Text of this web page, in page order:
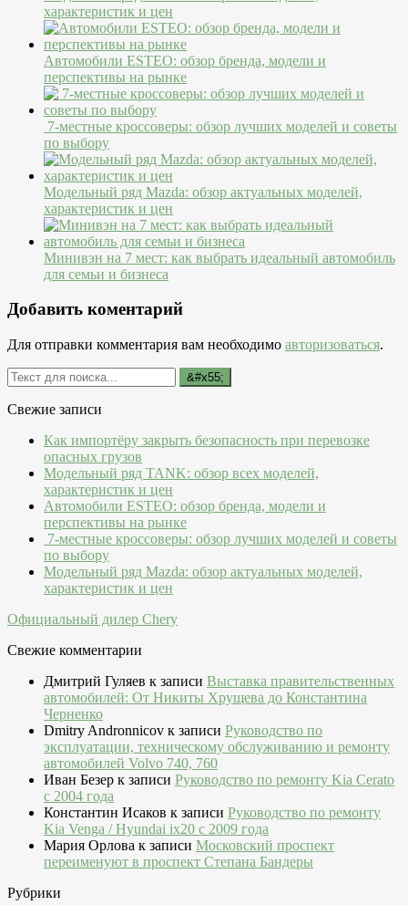
характеристик и цен
Автомобили ESTEO: обзор бренда, модели и
перспективы на рынке
7-местные кроссоверы: обзор лучших моделей и советы
по выбору
Модельный ряд Mazda: обзор актуальных моделей,
характеристик и цен
Минивэн на 7 мест: как выбрать идеальный автомобиль
для семьи и бизнеса
Добавить коментарий
Для отправки комментария вам необходимо авторизоваться.
Свежие записи
Как импортёру закрыть безопасность при перевозке
опасных грузов
Модельный ряд TANK: обзор всех моделей,
характеристик и цен
Автомобили ESTEO: обзор бренда, модели и
перспективы на рынке
7-местные кроссоверы: обзор лучших моделей и советы
по выбору
Модельный ряд Mazda: обзор актуальных моделей,
характеристик и цен
Официальный дилер Chery
Свежие комментарии
Дмитрий Гуляев к записи Выставка правительственных
автомобилей: От Никиты Хрущева до Константина
Черненко
Dmitry Andronnicov к записи Руководство по
эксплуатации, техническому обслуживанию и ремонту
автомобилей Volvo 740, 760
Иван Безер к записи Руководство по ремонту Kia Cerato
c 2004 года
Константин Исаков к записи Руководство по ремонту
Kia Venga / Hyundai ix20 c 2009 года
Мария Орлова к записи Московский проспект
переименуют в проспект Степана Бандеры
Рубрики